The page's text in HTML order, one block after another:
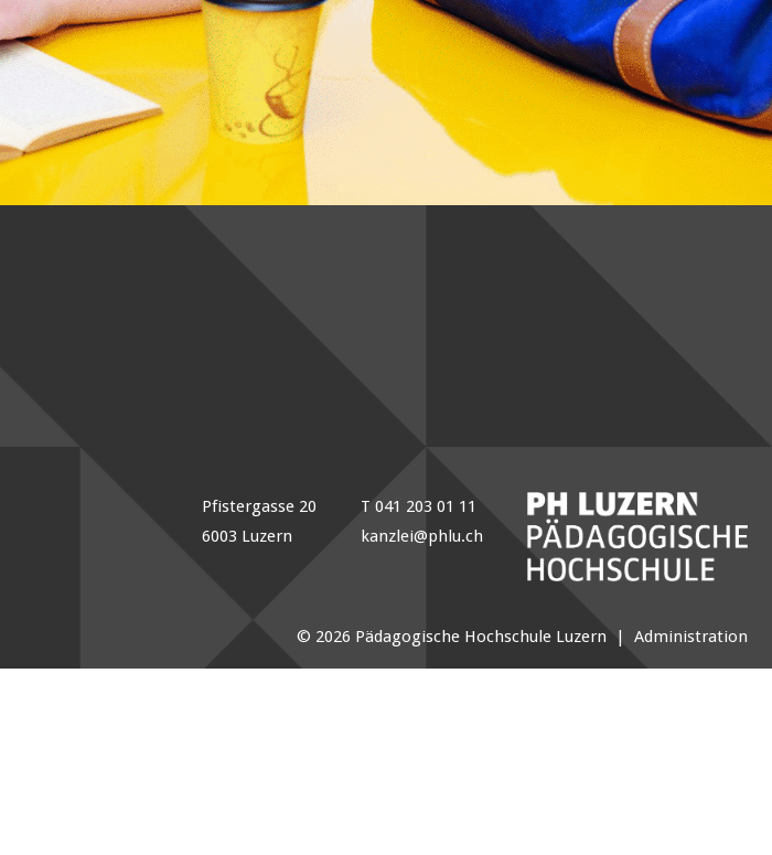
Pfistergasse 20
6003 Luzern
T 041 203 01 11
kanzlei@phlu.ch
© 2026 Pädagogische Hochschule Luzern | Administration